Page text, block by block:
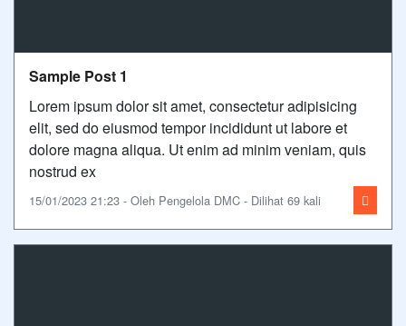
Sample Post 1
Lorem ipsum dolor sit amet, consectetur adipisicing
elit, sed do eiusmod tempor incididunt ut labore et
dolore magna aliqua. Ut enim ad minim veniam, quis
nostrud ex
15/01/2023 21:23 - Oleh Pengelola DMC - Dilihat 69 kali